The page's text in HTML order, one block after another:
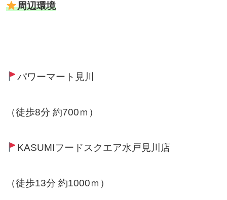
周辺環境
パワーマート見川
（徒歩8分 約700ｍ）
KASUMIフードスクエア水戸見川店
（徒歩13分 約1000ｍ）